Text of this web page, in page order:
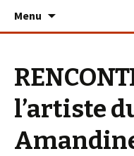
Le PLAN B
Menu
l’artiste